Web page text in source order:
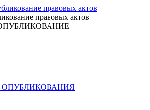
правовых актов
ОПУБЛИКОВАНИЯ